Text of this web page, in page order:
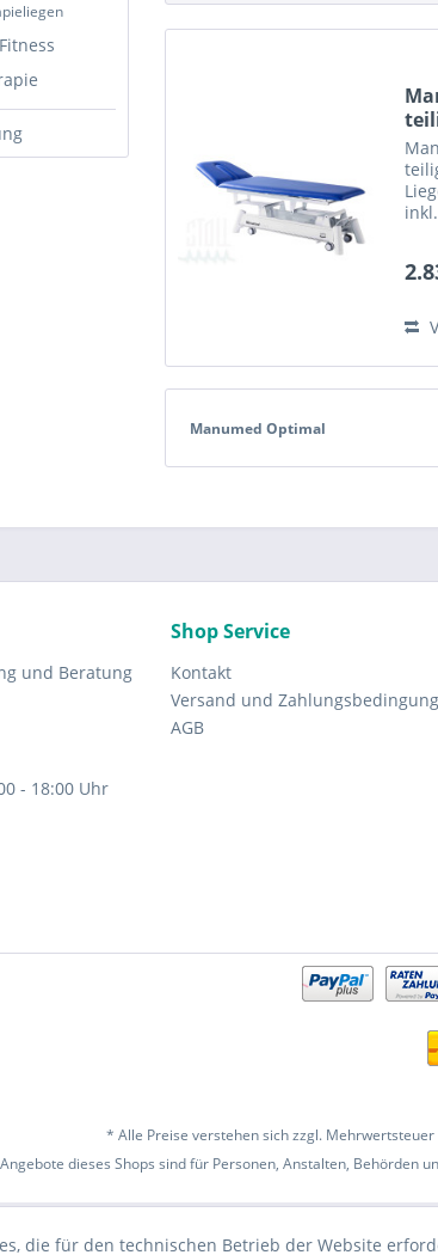
Manumed Optimal
und Beratung
- 18:00 Uhr
Shop Service
Kontakt
Versand und
AGB
* Alle Preise verstehen sich zzgl. Mehrwertsteuer
dieses Shops sind für Personen, Anstalten,
die für den technischen Betrieb der Website